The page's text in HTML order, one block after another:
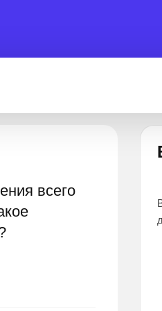
всего
точные и понятные ответы